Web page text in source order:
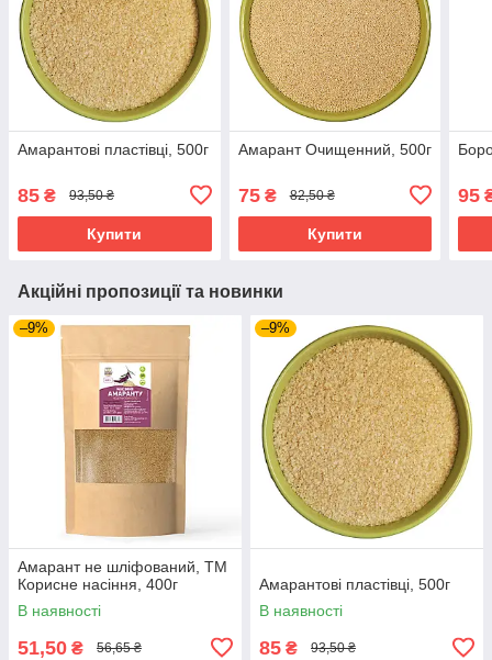
Амарантові пластівці, 500г
85 ₴ 93,50 ₴
Купити
Амарант Очищенний, 500г
75₴ 82,50 ₴
Купити
95
Акційні пропозиції та новинки
–9%
Амарант не шліфований, ТМ
Корисне насіння, 400г
В наявності
51,50 ₴ 56,65 ₴
–9%
Амарантові пластівці, 500г
В наявності
85 ₴ 93,50 ₴